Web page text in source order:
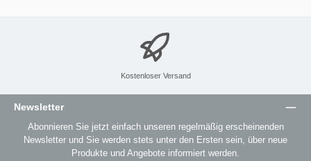
Kostenloser Versand
Newsletter
Abonnieren Sie jetzt einfach unseren regelmäßig erscheinenden
Newsletter und Sie werden stets unter den Ersten sein, über neue
Produkte und Angebote informiert werden.